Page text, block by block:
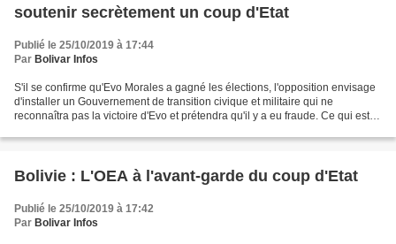
soutenir secrètement un coup d'Etat
Publié le 25/10/2019 à 17:44
Par Bolivar Infos
S'il se confirme qu'Evo Morales a gagné les élections, l'opposition envisage
d'installer un Gouvernement de transition civique et militaire qui ne
reconnaîtra pas la victoire d'Evo et prétendra qu'il y a eu fraude. Ce qui est
Bolivie : L'OEA à l'avant-garde du coup d'Etat
Publié le 25/10/2019 à 17:42
Par Bolivar Infos